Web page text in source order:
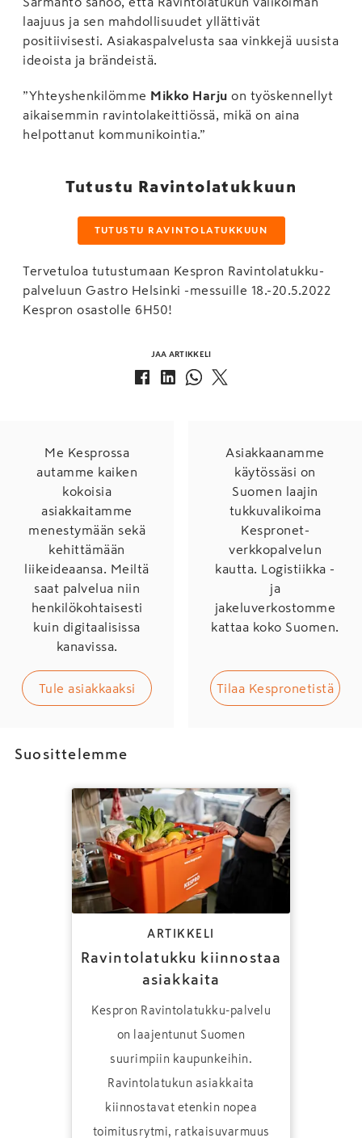
laajuus ja sen mahdollisuudet yllättivät
positiivisesti. Asiakaspalvelusta saa vinkkejä uusista
ideoista ja brändeistä.
”Yhteyshenkilömme Mikko Harju on työskennellyt
aikaisemmin ravintolakeittiössä, mikä on aina
helpottanut kommunikointia.”
Tutustu Ravintolatukkuun
TUTUSTU RAVINTOLATUKKUUN
Tervetuloa tutustumaan Kespron Ravintolatukku-
palveluun Gastro Helsinki -messuille 18.-20.5.2022
Kespron osastolle 6H50!
JAA ARTIKKELI
Me Kesprossa
autamme kaiken
kokoisia
asiakkaitamme
menestymään sekä
kehittämään
liikeideaansa. Meiltä
saat palvelua niin
henkilökohtaisesti
kuin digitaalisissa
kanavissa.
Tule asiakkaaksi
Asiakkaanamme
käytössäsi on
Suomen laajin
tukkuvalikoima
Kespronet-
verkkopalvelun
kautta. Logistiikka -
ja
jakeluverkostomme
kattaa koko Suomen.
Tilaa Kespronetistä
Suosittelemme
ARTIKKELI
Ravintolatukku kiinnostaa
asiakkaita
Kespron Ravintolatukku-palvelu
on laajentunut Suomen
suurimpiin kaupunkeihin.
Ravintolatukun asiakkaita
kiinnostavat etenkin nopea
toimitusrytmi, ratkaisuvarmuus